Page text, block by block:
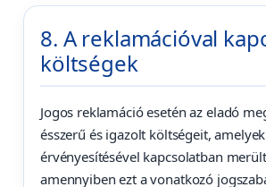
8. A reklamációval
költségek
Jogos reklamáció esetén az eladó
ésszerű és igazolt költségeit,
érvényesítésével kapcsolatban
amennyiben ezt a vonatkozó